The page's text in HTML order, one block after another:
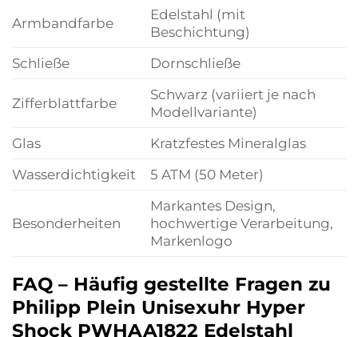
Armbandfarbe
Edelstahl (mit
Beschichtung)
Schließe
Dornschließe
Zifferblattfarbe
Schwarz (variiert je nach
Modellvariante)
Glas
Kratzfestes Mineralglas
Wasserdichtigkeit
5 ATM (50 Meter)
Besonderheiten
Markantes Design,
hochwertige Verarbeitung,
Markenlogo
FAQ – Häufig gestellte Fragen zu
Philipp Plein Unisexuhr Hyper
Shock PWHAA1822 Edelstahl